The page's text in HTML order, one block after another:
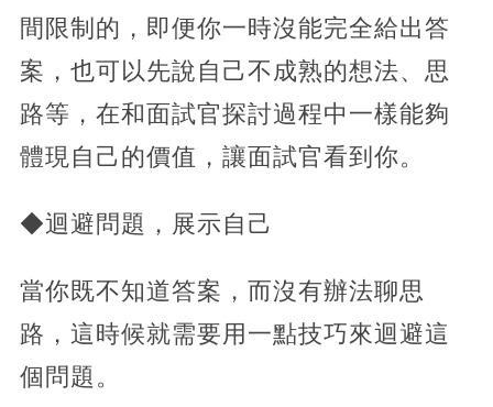
間限制的，即便你一時沒能完全給出答
案，也可以先說自己不成熟的想法、思
路等，在和面試官探討過程中一樣能夠
體現自己的價值，讓面試官看到你。
◆迴避問題，展示自己
當你既不知道答案，而沒有辦法聊思
路，這時候就需要用一點技巧來迴避這
個問題。